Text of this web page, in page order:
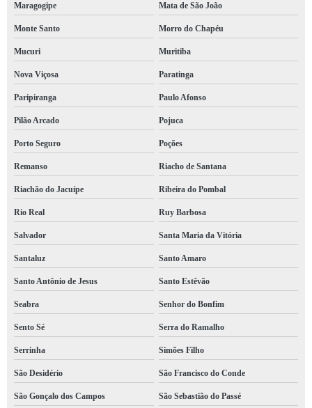
Maragogipe Mata de São João
Monte Santo Morro do Chapéu
Mucuri Muritiba
Nova Viçosa Paratinga
Paripiranga Paulo Afonso
Pilão Arcado Pojuca
Porto Seguro Poções
Remanso Riacho de Santana
Riachão do Jacuípe Ribeira do Pombal
Rio Real Ruy Barbosa
Salvador Santa Maria da Vitória
Santaluz Santo Amaro
Santo Antônio de Jesus Santo Estêvão
Seabra Senhor do Bonfim
Sento Sé Serra do Ramalho
Serrinha Simões Filho
São Desidério São Francisco do Conde
São Gonçalo dos Campos São Sebastião do Passé